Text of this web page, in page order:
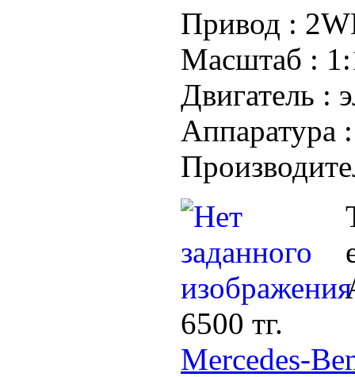
Привод :
Масштаб :
Двигатель :
Аппаратура
6500 тг.
Mercedes-